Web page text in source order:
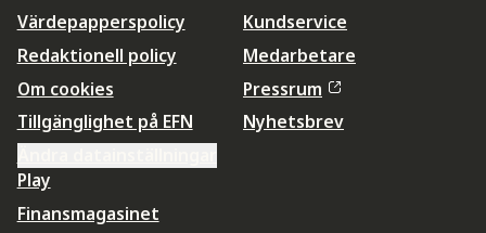
Värdepapperspolicy
Redaktionell policy
Om cookies
Tillgänglighet på EFN
Kundservice
Medarbetare
Pressrum
Nyhetsbrev
Play
Finansmagasinet